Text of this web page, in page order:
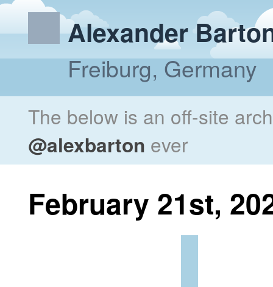
Alexander
Freiburg, Germany
The below is an off-site
@alexbarton ever
February 21st,